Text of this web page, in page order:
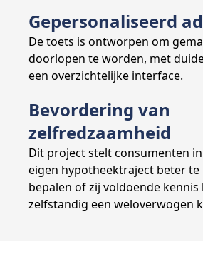
Gepersonaliseerd
De toets is ontworpen om
doorlopen te worden, met
een overzichtelijke interface.
Bevordering van
zelfredzaamheid
Dit project stelt consumenten
eigen hypotheektraject beter
bepalen of zij voldoende kennis
zelfstandig een weloverwogen